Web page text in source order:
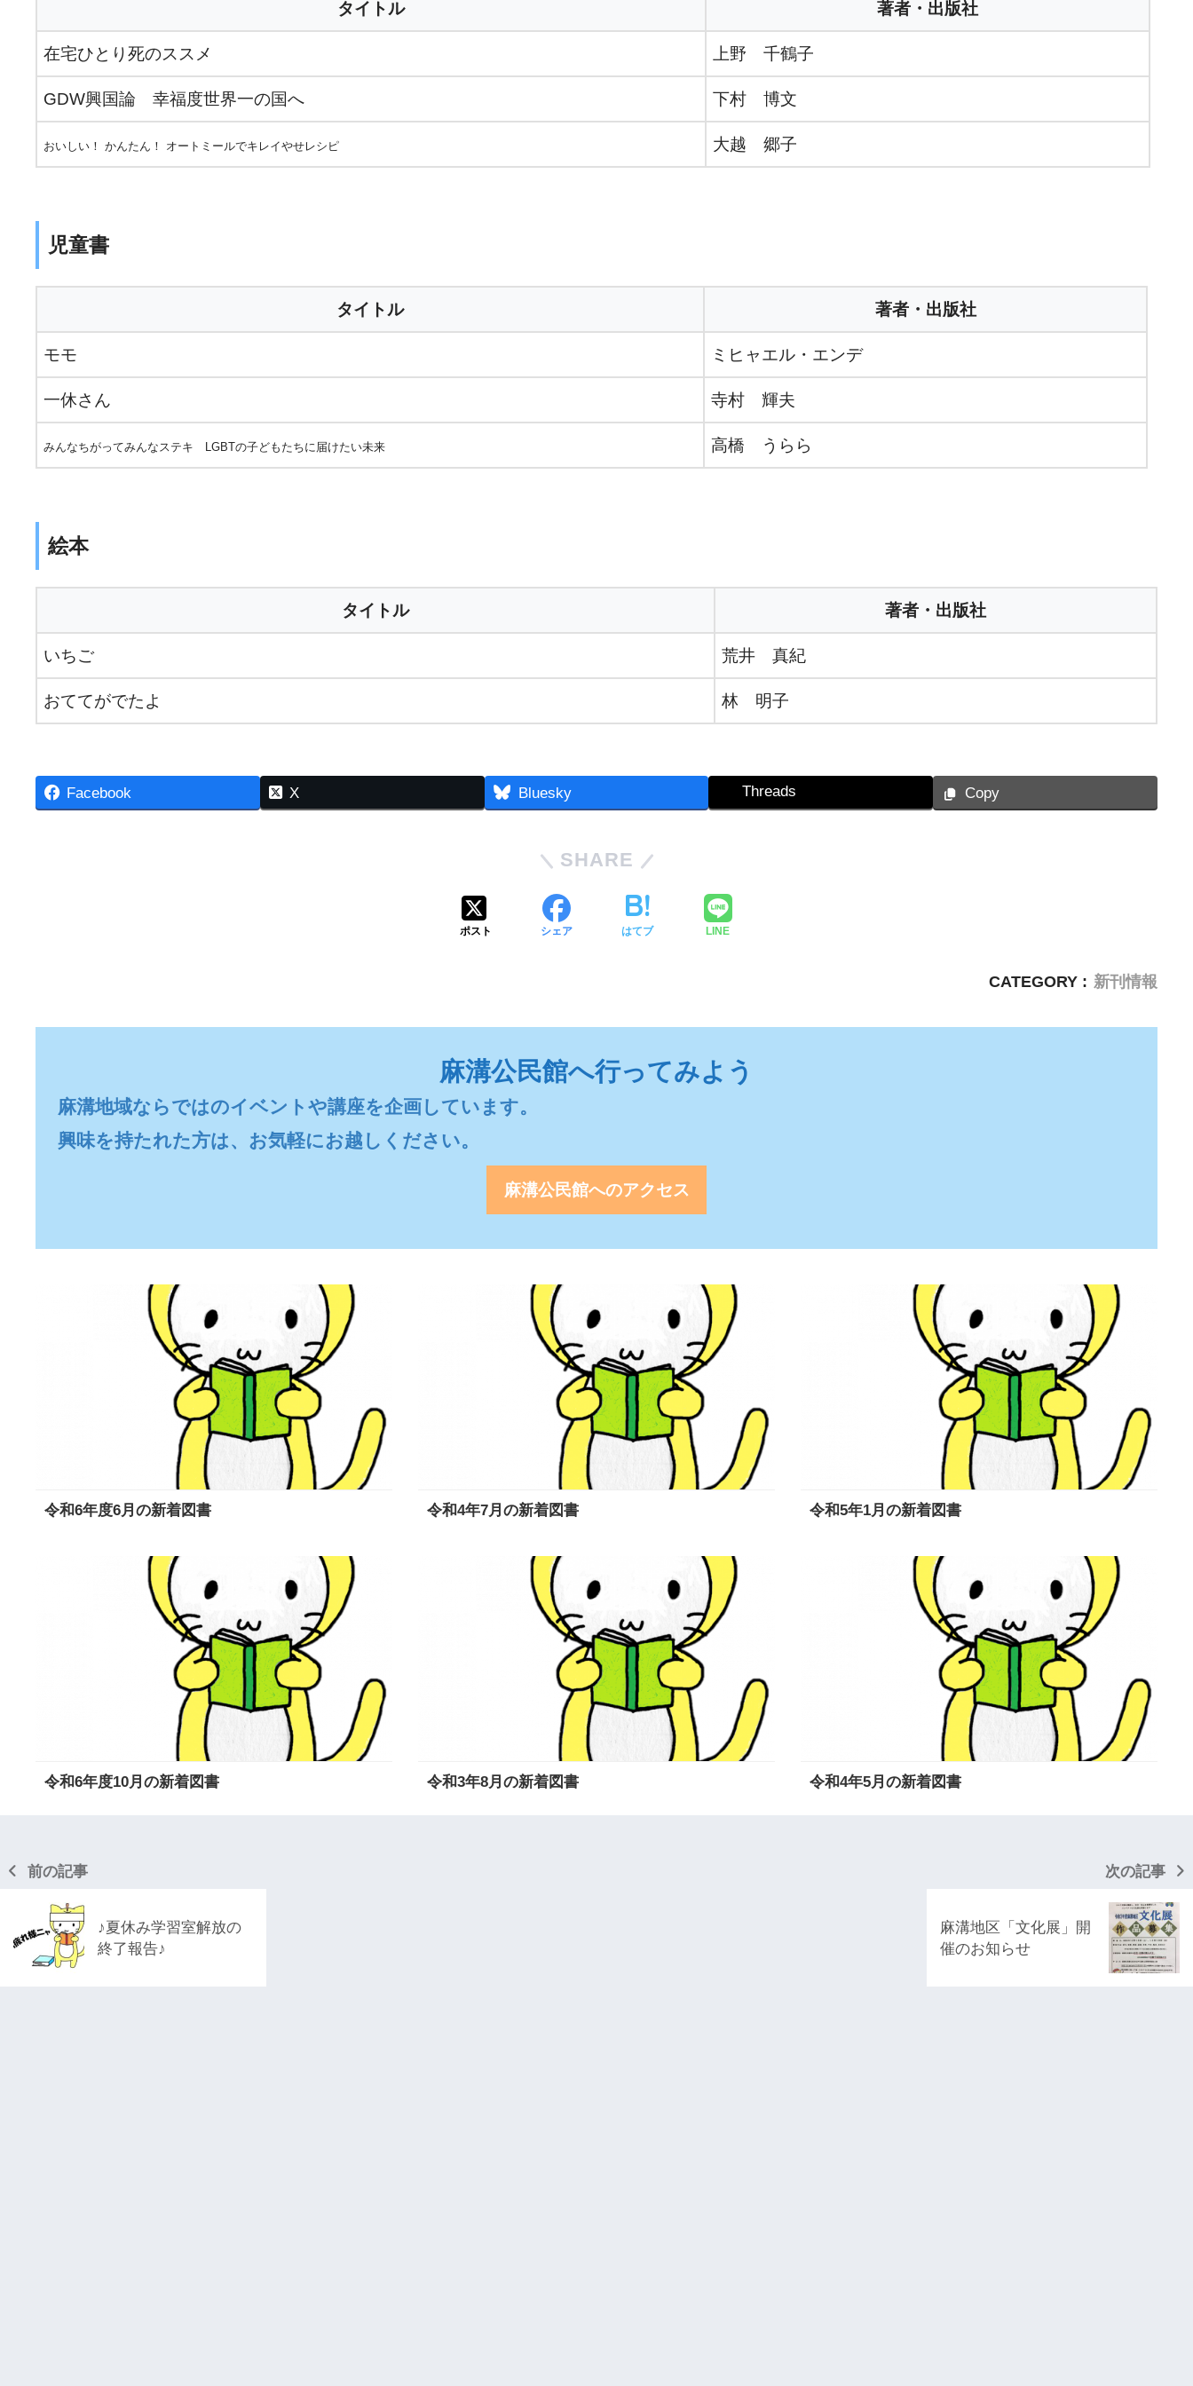
タイトル 著者・出版社
在宅ひとり死のススメ 上野 千鶴子
GDW興国論 幸福度世界一の国へ 下村 博文
おいしい！ かんたん！ オートミールでキレイやせレシピ 大越 郷子
児童書
タイトル 著者・出版社
モモ ミヒャエル・エンデ
一休さん 寺村 輝夫
みんなちがってみんなステキ LGBTの子どもたちに届けたい未来 高橋 うらら
絵本
タイトル 著者・出版社
いちご 荒井 真紀
おててがでたよ 林 明子
Facebook X Bluesky Threads Copy
SHARE
ポスト シェア はてブ LINE
CATEGORY : 新刊情報
麻溝公民館へ行ってみよう
麻溝地域ならではのイベントや講座を企画しています。
興味を持たれた方は、お気軽にお越しください。
麻溝公民館へのアクセス
令和6年度6月の新着図書 令和4年7月の新着図書 令和5年1月の新着図書
令和6年度10月の新着図書 令和3年8月の新着図書 令和4年5月の新着図書
前の記事
♪夏休み学習室解放の
終了報告♪
次の記事
麻溝地区「文化展」開
催のお知らせ